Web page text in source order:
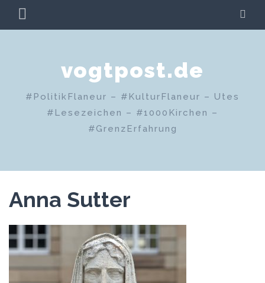
Zum
Inhalt MENÜ
vogtpost.de
#PolitikFlaneur – #KulturFlaneur – Utes
#Lesezeichen – #1000Kirchen –
#GrenzErfahrung
Anna Sutter